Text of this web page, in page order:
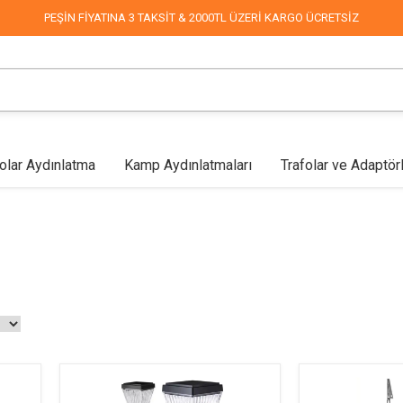
PEŞİN FİYATINA 3 TAKSİT & 2000TL ÜZERİ KARGO ÜCRETSİZ
Aydınlatma Kamp Aydınlatmaları Trafolar ve